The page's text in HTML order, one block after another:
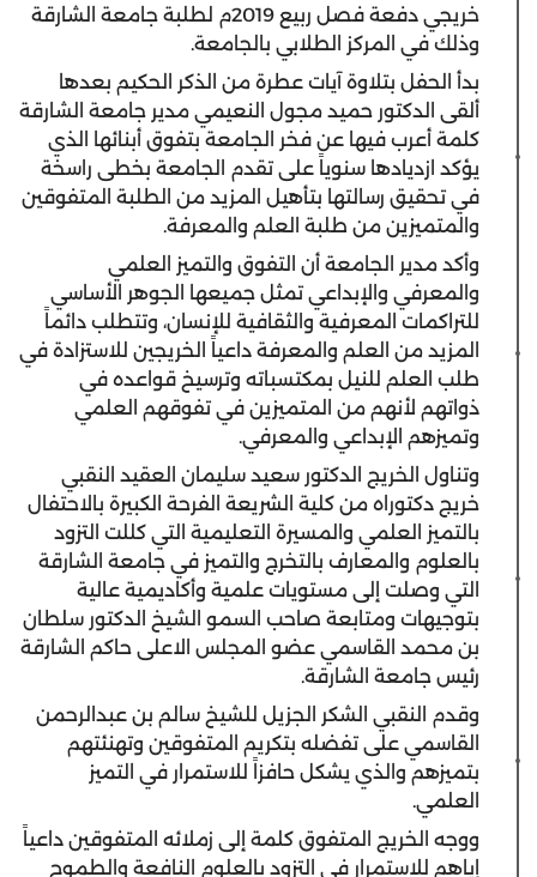
خريجي دفعة فصل ربيع 2019م لطلبة جامعة الشارقة
وذلك في المركز الطلابي بالجامعة.
بدأ الحفل بتلاوة آيات عطرة من الذكر الحكيم بعدها
ألقى الدكتور حميد مجول النعيمي مدير جامعة الشارقة
كلمة أعرب فيها عن فخر الجامعة بتفوق أبنائها الذي
يؤكد ازديادها سنوياً على تقدم الجامعة بخطى راسخة
في تحقيق رسالتها بتأهيل المزيد من الطلبة المتفوقين
والمتميزين من طلبة العلم والمعرفة.
وأكد مدير الجامعة أن التفوق والتميز العلمي
والمعرفي والإبداعي تمثل جميعها الجوهر الأساسي
للتراكمات المعرفية والثقافية للإنسان، وتتطلب دائماً
المزيد من العلم والمعرفة داعياً الخريجين للاستزادة في
طلب العلم للنيل بمكتسباته وترسيخ قواعده في
ذواتهم لأنهم من المتميزين في تفوقهم العلمي
وتميزهم الإبداعي والمعرفي.
وتناول الخريج الدكتور سعيد سليمان العقيد النقبي
خريج دكتوراه من كلية الشريعة الفرحة الكبيرة بالاحتفال
بالتميز العلمي والمسيرة التعليمية التي كللت التزود
بالعلوم والمعارف بالتخرج والتميز في جامعة الشارقة
التي وصلت إلى مستويات علمية وأكاديمية عالية
بتوجيهات ومتابعة صاحب السمو الشيخ الدكتور سلطان
بن محمد القاسمي عضو المجلس الاعلى حاكم الشارقة
رئيس جامعة الشارقة.
وقدم النقبي الشكر الجزيل للشيخ سالم بن عبدالرحمن
القاسمي على تفضله بتكريم المتفوقين وتهنئتهم
بتميزهم والذي يشكل حافزاً للاستمرار في التميز
العلمي.
ووجه الخريج المتفوق كلمة إلى زملائه المتفوقين داعياً
إياهم للاستمرار في التزود بالعلوم النافعة والطموح